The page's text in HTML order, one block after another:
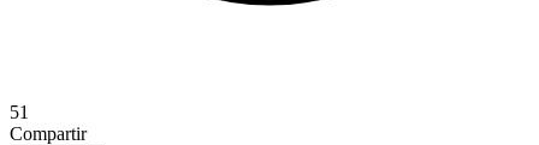
51
Compartir